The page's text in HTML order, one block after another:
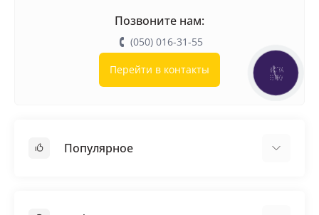
Позвоните нам:
(050) 016-31-55
Перейти в контакты
Популярное
КНОПКА
ЗВ'ЯЗКУ